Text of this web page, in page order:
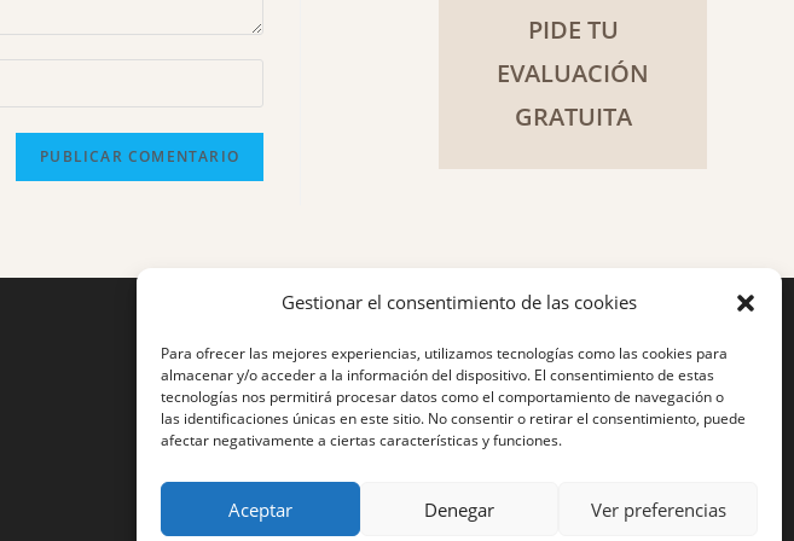
Gestionar el consentimiento de las cookies
Para ofrecer las mejores experiencias, utilizamos tecnologías como las cookies para
almacenar y/o acceder a la información del dispositivo. El consentimiento de estas
tecnologías nos permitirá procesar datos como el comportamiento de navegación o
las identificaciones únicas en este sitio. No consentir o retirar el consentimiento, puede
afectar negativamente a ciertas características y funciones.
Aceptar Denegar Ver preferencias
PIDE TU
EVALUACIÓN
GRATUITA